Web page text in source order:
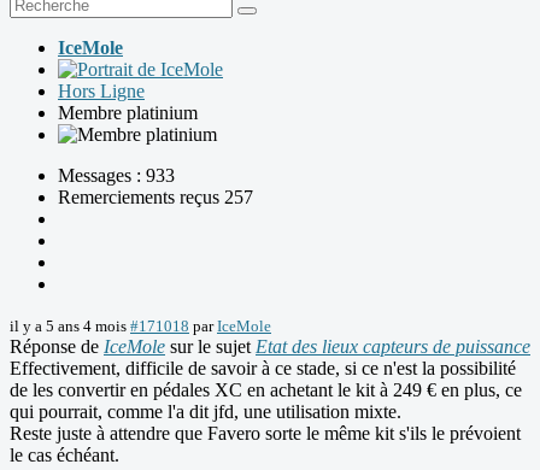
IceMole
Hors Ligne
Membre platinium
Messages : 933
Remerciements reçus 257
il y a 5 ans 4 mois #171018 parIceMole
Réponse de IceMole sur le sujet Etat des lieux capteurs de puissance
Effectivement, difficile de savoir à ce stade, si ce n'est la possibilité
de les convertir en pédales XC en achetant le kit à 249 € en plus, ce
qui pourrait, comme l'a dit jfd, une utilisation mixte.
Reste juste à attendre que Favero sorte le même kit s'ils le prévoient
le cas échéant.